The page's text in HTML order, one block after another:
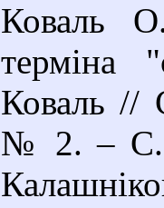
Коваль
терміна
Коваль //
№ 2. – С.